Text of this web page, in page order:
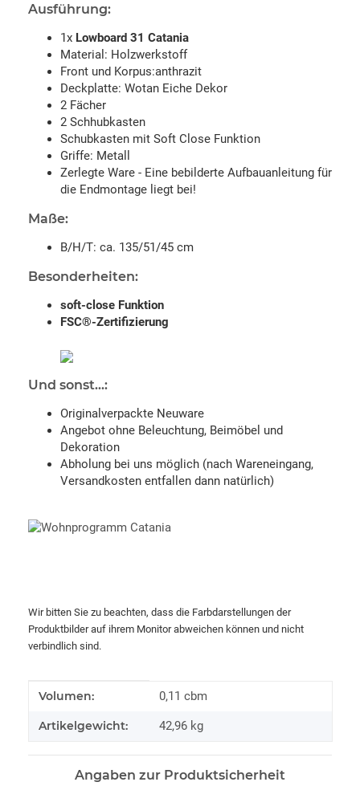
Ausführung:
1x Lowboard 31 Catania
Material: Holzwerkstoff
Front und Korpus:anthrazit
Deckplatte: Wotan Eiche Dekor
2 Fächer
2 Schhubkasten
Schubkasten mit Soft Close Funktion
Griffe: Metall
Zerlegte Ware - Eine bebilderte Aufbauanleitung für
die Endmontage liegt bei!
Maße:
B/H/T: ca. 135/51/45 cm
Besonderheiten:
soft-close Funktion
FSC®-Zertifizierung
Und sonst...:
Originalverpackte Neuware
Angebot ohne Beleuchtung, Beimöbel und
Dekoration
Abholung bei uns möglich (nach Wareneingang,
Versandkosten entfallen dann natürlich)
Wir bitten Sie zu beachten, dass die Farbdarstellungen der
Produktbilder auf ihrem Monitor abweichen können und nicht
verbindlich sind.
Produkteigenschaft
Wert
Volumen: 0,11 cbm
Artikelgewicht: 42,96 kg
Angaben zur Produktsicherheit